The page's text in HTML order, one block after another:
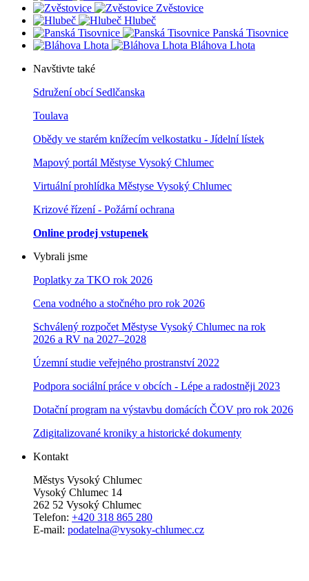
Zvěstovice
Hlubeč
Panská Tisovnice
Bláhova Lhota
Navštivte také
Sdružení obcí Sedlčanska
Toulava
Obědy ve starém knížecím velkostatku - Jídelní lístek
Mapový portál Městyse Vysoký Chlumec
Virtuální prohlídka Městyse Vysoký Chlumec
Krizové řízení - Požární ochrana
Online prodej vstupenek
Vybrali jsme
Poplatky za TKO rok 2026
Cena vodného a stočného pro rok 2026
Schválený rozpočet Městyse Vysoký Chlumec na rok
2026 a RV na 2027–2028
Územní studie veřejného prostranství 2022
Podpora sociální práce v obcích - Lépe a radostněji 2023
Dotační program na výstavbu domácích ČOV pro rok 2026
Zdigitalizované kroniky a historické dokumenty
Kontakt
Městys Vysoký Chlumec
Vysoký Chlumec 14
262 52 Vysoký Chlumec
Telefon: +420 318 865 280
E-mail: podatelna@vysoky-chlumec.cz